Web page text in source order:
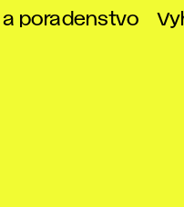
a poradenstvo